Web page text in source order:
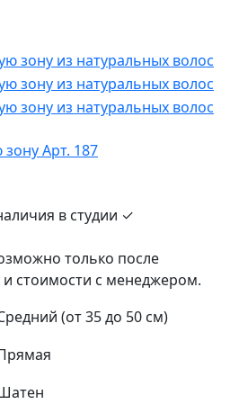
Арт. 187
в студии ✓
только после
и стоимости с менеджером.
(от 35 до 50 см)